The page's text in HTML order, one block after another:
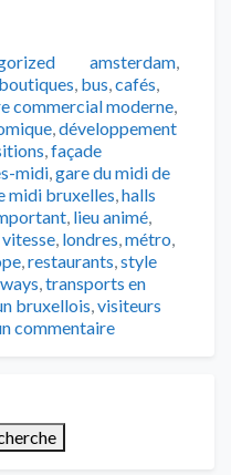
Tags
amsterdam,
boutiques, bus,cafés,
commercial moderne,
,développement
,façade
midi,gare du midi de
midi bruxelles,halls
, lieu animé,
, londres,métro,
,restaurants,style
,transports en
bruxellois,visiteurs
commentaire